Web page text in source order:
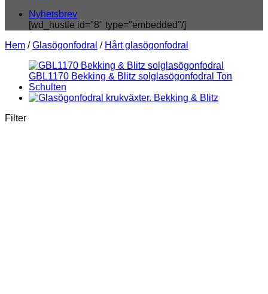
Nyhetsbrev
[wd_hustle id="8" type="embedded"/]
Hem / Glasögonfodral / Hårt glasögonfodral
Filter